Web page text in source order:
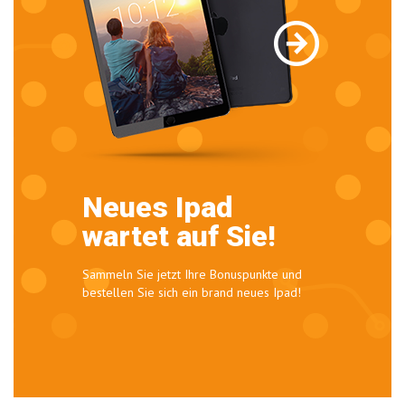
Neues Ipad
wartet auf Sie!
Sammeln Sie jetzt Ihre Bonuspunkte und
bestellen Sie sich ein brand neues Ipad!